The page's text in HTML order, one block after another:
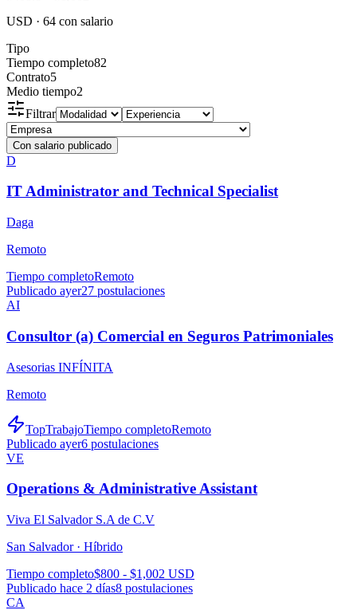
USD · 64 con salario
Tipo
Tiempo completo82
Contrato5
Medio tiempo2
Filtrar
Con salario publicado
D
IT Administrator and Technical Specialist
Daga
Remoto
Tiempo completoRemoto
Publicado ayer27 postulaciones
AI
Consultor (a) Comercial en Seguros Patrimoniales
Asesorias INFÍNITA
Remoto
TopTrabajoTiempo completoRemoto
Publicado ayer6 postulaciones
VE
Operations & Administrative Assistant
Viva El Salvador S.A de C.V
San Salvador · Híbrido
Tiempo completo$800 - $1,002 USD
Publicado hace 2 días8 postulaciones
CA